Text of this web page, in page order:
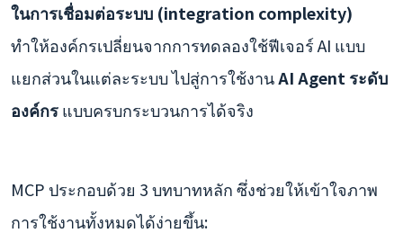
ในการเชื่อมต่อระบบ (integration complexity)
ทำให้องค์กรเปลี่ยนจากการทดลองใช้ฟีเจอร์ AI แบบ
แยกส่วนในแต่ละระบบ ไปสู่การใช้งานAI Agent ระดับ
องค์กรแบบครบกระบวนการได้จริง
MCP ประกอบด้วย 3 บทบาทหลัก ซึ่งช่วยให้เข้าใจภาพ
การใช้งานทั้งหมดได้ง่ายขึ้น: